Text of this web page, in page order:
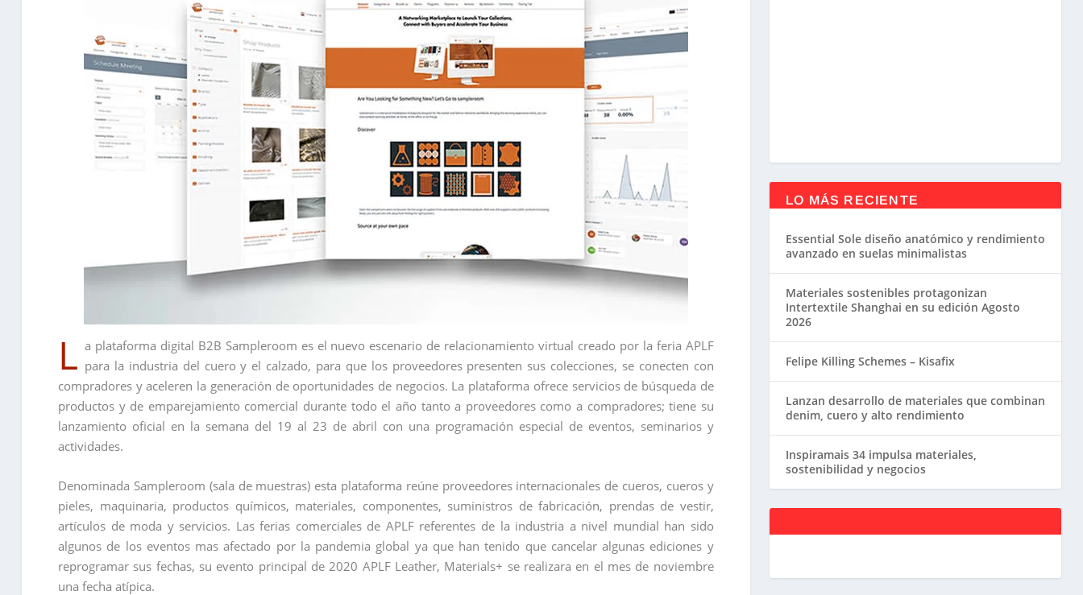
L a plataforma digital B2B Sampleroom es el nuevo escenario de relacionamiento virtual creado por la feria APLF
para la industria del cuero y el calzado, para que los proveedores presenten sus colecciones, se conecten con
compradores y aceleren la generación de oportunidades de negocios. La plataforma ofrece servicios de búsqueda de
productos y de emparejamiento comercial durante todo el año tanto a proveedores como a compradores; tiene su
lanzamiento oficial en la semana del 19 al 23 de abril con una programación especial de eventos, seminarios y
actividades.
Denominada Sampleroom (sala de muestras) esta plataforma reúne proveedores internacionales de cueros, cueros y
pieles, maquinaria, productos químicos, materiales, componentes, suministros de fabricación, prendas de vestir,
artículos de moda y servicios. Las ferias comerciales de APLF referentes de la industria a nivel mundial han sido
algunos de los eventos mas afectado por la pandemia global ya que han tenido que cancelar algunas ediciones y
reprogramar sus fechas, su evento principal de 2020 APLF Leather, Materials+ se realizara en el mes de noviembre
una fecha atípica.
LO MÁS RECIENTE
Essential Sole diseño anatómico y rendimiento
avanzado en suelas minimalistas
Materiales sostenibles protagonizan
Intertextile Shanghai en su edición Agosto
2026
Felipe Killing Schemes – Kisafix
Lanzan desarrollo de materiales que combinan
denim, cuero y alto rendimiento
Inspiramais 34 impulsa materiales,
sostenibilidad y negocios